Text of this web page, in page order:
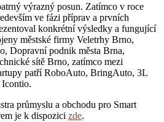
výrazný posun. Zatímco v roce
ve fázi příprav a prvních
konkrétní výsledky a fungující
městské firmy Veletrhy Brno,
Dopravní podnik města Brna,
sítě Brno, zatímco mezi
patří RoboAuto, BringAuto, 3L
průmyslu a obchodu pro Smart
je k dispozici zde.